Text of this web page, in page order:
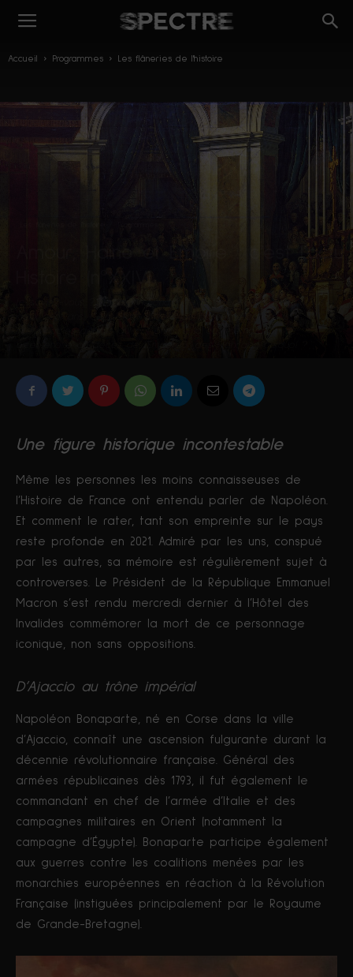
Accueil Programmes Les flâneries de l'histoire
Amour, Haine et Empire : c’est l’actu
Histoire (n°XXIV)
Le saviez-vous ? Napoléon Bonaparte est décédé il y a tout juste
deux cent ans. Cela étant, difficile de passer à côté des
Une figure historique incontestable
Même les personnes les moins connaisseuses de
l’Histoire de France ont entendu parler de Napoléon.
Et comment le rater, tant son empreinte sur le pays
reste profonde en 2021. Admiré par les uns, conspué
par les autres, sa mémoire est régulièrement sujet à
controverses. Le Président de la République Emmanuel
Macron s’est rendu mercredi dernier à l’Hôtel des
Invalides commémorer la mort de ce personnage
iconique, non sans oppositions.
D’Ajaccio au trône impérial
Napoléon Bonaparte, né en Corse dans la ville
d’Ajaccio, connaît une ascension fulgurante durant la
décennie révolutionnaire française. Général des
armées républicaines dès 1793, il fut également le
commandant en chef de l’armée d’Italie et des
campagnes militaires en Orient (notamment la
campagne d’Égypte). Bonaparte participe également
aux guerres contre les coalitions menées par les
monarchies européennes en réaction à la Révolution
Française (instiguées principalement par le Royaume
de Grande-Bretagne).